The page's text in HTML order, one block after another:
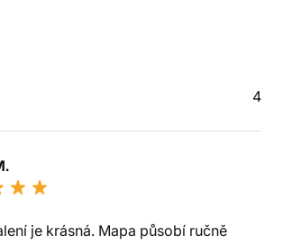
4
je krásná. Mapa působí ručně